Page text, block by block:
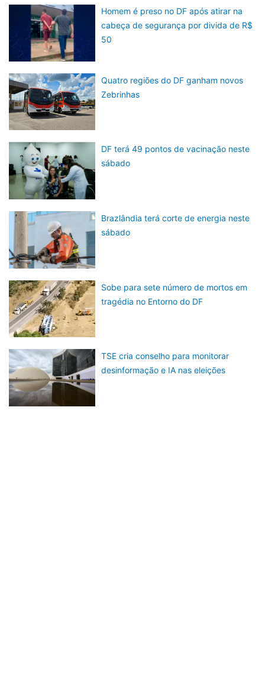
Homem é preso no DF após atirar na
cabeça de segurança por divida de R$
50
Quatro regiões do DF ganham novos
Zebrinhas
DF terá 49 pontos de vacinação neste
sábado
Brazlândia terá corte de energia neste
sábado
Sobe para sete número de mortos em
tragédia no Entorno do DF
TSE cria conselho para monitorar
desinformação e IA nas eleições